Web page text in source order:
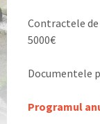
Contractele
5000€
Documentele
Programul